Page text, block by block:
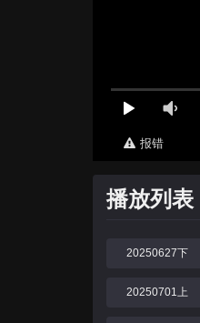
报错
播放列表
20250627下
20250701上